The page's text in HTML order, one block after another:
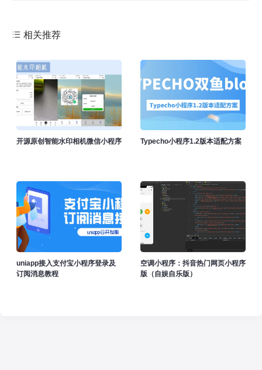
相关推荐
开源原创智能水印相机微信小程序 Typecho小程序1.2版本适配方案
uniapp接入支付宝小程序登录及
订阅消息教程
空调小程序：抖音热门网页小程序
版（自娱自乐版）